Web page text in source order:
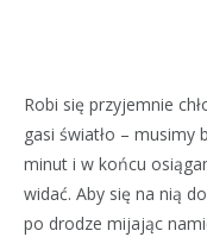
Robi się przyjemnie
gasi światło – musimy
minut i w końcu
widać. Aby się na nią
po drodze mijając